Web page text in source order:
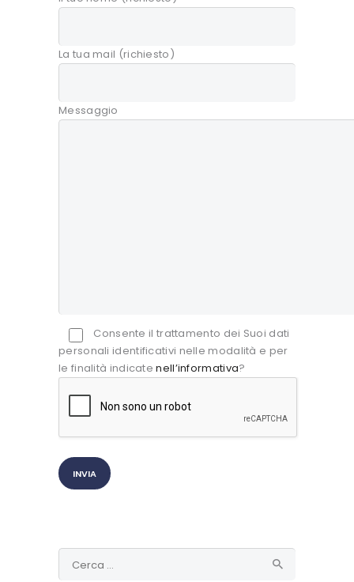
La tua mail (richiesto)
Messaggio
Consente il trattamento dei Suoi dati
personali identificativi nelle modalità e per
le finalità indicatenell’informativa?
per: